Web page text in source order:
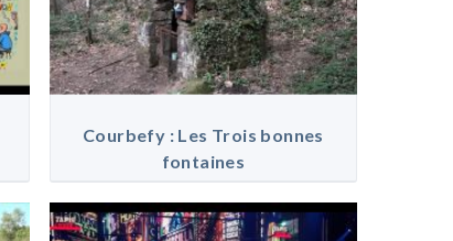
Courbefy : Les Trois bonnes
fontaines